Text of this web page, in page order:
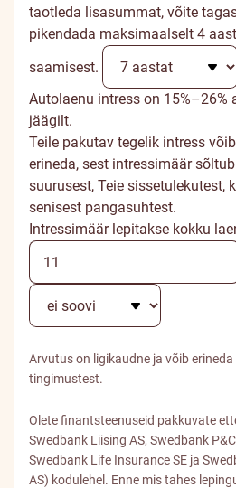
taotleda lisasummat, võite
pikendada maksimaalselt 4
saamisest.
Autolaenu intress on 15%–26%
jäägilt.
Teile pakutav tegelik intress
erineda, sest intressimäär
suurusest, Teie sissetulekutest,
senisest pangasuhtest.
Intressimäär lepitakse kokku
Arvutus on ligikaudne ja võib
tingimustest.
Olete finantsteenuseid pakkuvate
Swedbank Liising AS, Swedbank
Swedbank Life Insurance SE ja
AS) kodulehel. Enne mis tahes